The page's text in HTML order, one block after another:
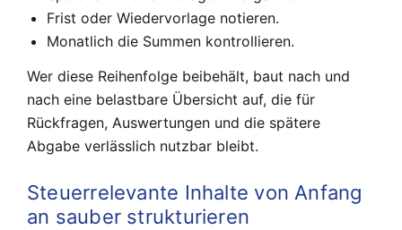
Frist oder Wiedervorlage notieren.
Monatlich die Summen kontrollieren.
Wer diese Reihenfolge beibehält, baut nach und
nach eine belastbare Übersicht auf, die für
Rückfragen, Auswertungen und die spätere
Abgabe verlässlich nutzbar bleibt.
Steuerrelevante Inhalte von Anfang
an sauber strukturieren